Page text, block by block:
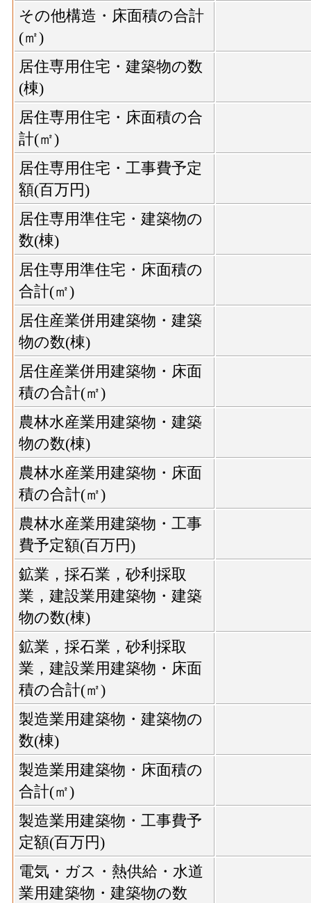
その他構造・床面積の合計
(㎡)
居住専用住宅・建築物の数
(棟)
居住専用住宅・床面積の合
計(㎡)
居住専用住宅・工事費予定
額(百万円)
居住専用準住宅・建築物の
数(棟)
居住専用準住宅・床面積の
合計(㎡)
居住産業併用建築物・建築
物の数(棟)
居住産業併用建築物・床面
積の合計(㎡)
農林水産業用建築物・建築
物の数(棟)
農林水産業用建築物・床面
積の合計(㎡)
農林水産業用建築物・工事
費予定額(百万円)
鉱業，採石業，砂利採取
業，建設業用建築物・建築
物の数(棟)
鉱業，採石業，砂利採取
業，建設業用建築物・床面
積の合計(㎡)
製造業用建築物・建築物の
数(棟)
製造業用建築物・床面積の
合計(㎡)
製造業用建築物・工事費予
定額(百万円)
電気・ガス・熱供給・水道
業用建築物・建築物の数